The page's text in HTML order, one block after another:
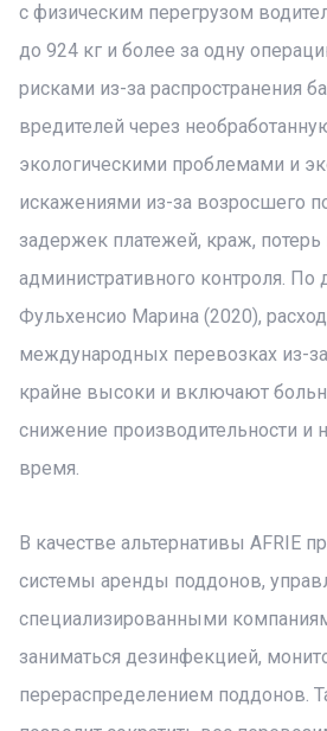
с физическим перегрузом
до 924 кг и более за одну
рисками из-за распространения
вредителей через
экологическими проблемами и
искажениями из-за возросшего
задержек платежей, краж, потерь
административного контроля. По
Фульхенсио Марина (2020),
международных перевозках из-
крайне высоки и включают
снижение производительности и
время.
В качестве альтернативы AFRIE
системы аренды поддонов,
специализированными
заниматься дезинфекцией,
перераспределением поддонов.